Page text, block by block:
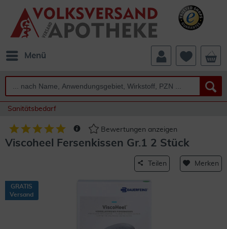
Menü
Sanitätsbedarf
Bewertungen anzeigen
Viscoheel Fersenkissen Gr.1 2 Stück
Teilen Merken
GRATIS
Versand